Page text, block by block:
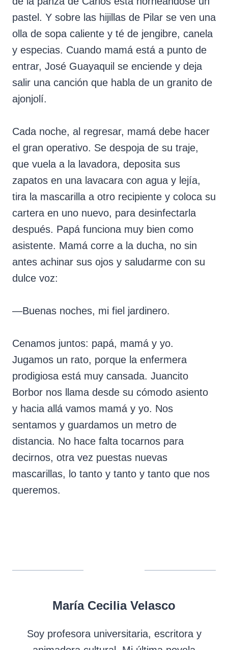
pastel. Y sobre las hijillas de Pilar se ven una
olla de sopa caliente y té de jengibre, canela
y especias. Cuando mamá está a punto de
entrar, José Guayaquil se enciende y deja
salir una canción que habla de un granito de
ajonjolí.
Cada noche, al regresar, mamá debe hacer
el gran operativo. Se despoja de su traje,
que vuela a la lavadora, deposita sus
zapatos en una lavacara con agua y lejía,
tira la mascarilla a otro recipiente y coloca su
cartera en uno nuevo, para desinfectarla
después. Papá funciona muy bien como
asistente. Mamá corre a la ducha, no sin
antes achinar sus ojos y saludarme con su
dulce voz:
—Buenas noches, mi fiel jardinero.
Cenamos juntos: papá, mamá y yo.
Jugamos un rato, porque la enfermera
prodigiosa está muy cansada. Juancito
Borbor nos llama desde su cómodo asiento
y hacia allá vamos mamá y yo. Nos
sentamos y guardamos un metro de
distancia. No hace falta tocarnos para
decirnos, otra vez puestas nuevas
mascarillas, lo tanto y tanto y tanto que nos
queremos.
María Cecilia Velasco
Soy profesora universitaria, escritora y